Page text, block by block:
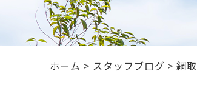
ホーム > スタッフブログ >綱取